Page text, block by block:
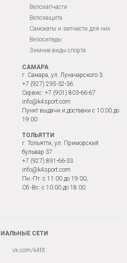
Велозапчасти
Велозащита
Самокаты и запчасти для них
Велосипеды
Зимние виды спорта
САМАРА
г. Самара, ул. Луначарского 3
+7 (927) 295-32-36
Сервис: +7 (901) 803-66-67
info@k4sport.com
Пункт выдачи и доставки с 10:00 до
19:00
ТОЛЬЯТТИ
г. Тольятти, ул. Приморский
бульвар 37
+7 (927) 891-66-33
info@k4sport.com
Пн.-Пт. с 11:00 до 19:00;
Сб.-Вс. с 10:00 до 18:00.
СЕТИ
vk.com/k4tlt